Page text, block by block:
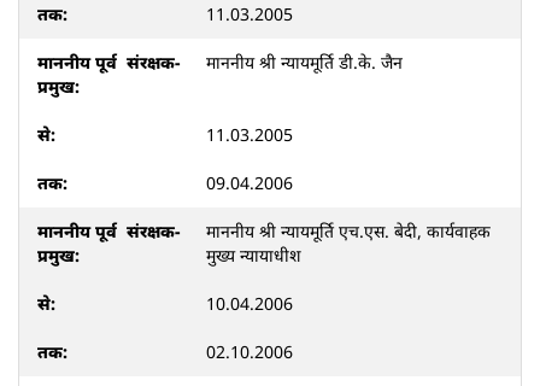
11.03.2005
माननीय श्री न्यायमूर्ति डी.के. जैन
11.03.2005
09.04.2006
माननीय श्री न्यायमूर्ति एच.एस. बेदी, कार्यवाहक
मुख्य न्यायाधीश
10.04.2006
02.10.2006